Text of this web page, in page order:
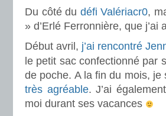
Du côté du défi Valériacr0,
» d’Erlé Ferronnière, que j’ai
Début avril, j’ai rencontré
le petit sac confectionné par
de poche. A la fin du mois,
très agréable. J’ai
moi durant ses vacances